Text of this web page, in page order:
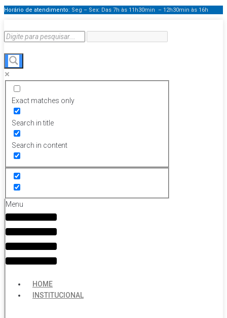
Horário de atendimento: Seg – Sex: Das 7h às 11h30min – 12h30min às 16h
Exact matches only
Search in title
Search in content
Menu
HOME
INSTITUCIONAL